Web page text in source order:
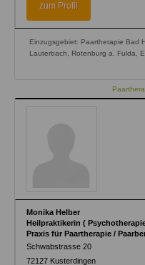
zum Profil
Einzugsgebiet: Paartherapie Bad
Lauterbach, Rotenburg a. Fulda,
Monika Helber
Heilpraktikerin (
Praxis für Paartherapie /
Schwabstrasse 20
72127 Kusterdingen